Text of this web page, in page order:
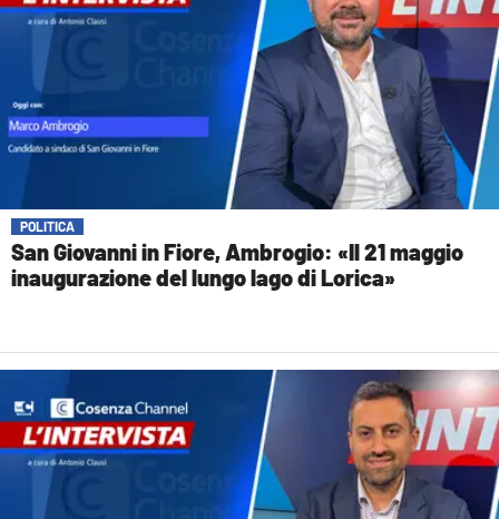
POLITICA
San Giovanni in Fiore, Ambrogio: «Il 21 maggio
inaugurazione del lungo lago di Lorica»